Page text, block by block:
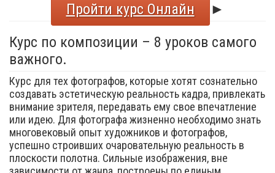
Пройти курс Онлайн
►
Курс по композиции – 8 уроков самого
важного.
Курс для тех фотографов, которые хотят сознательно
создавать эстетическую реальность кадра, привлекать
внимание зрителя, передавать ему свое впечатление
или идею. Для фотографа жизненно необходимо знать
многовековый опыт художников и фотографов,
успешно строивших очаровательную реальность в
плоскости полотна. Сильные изображения, вне